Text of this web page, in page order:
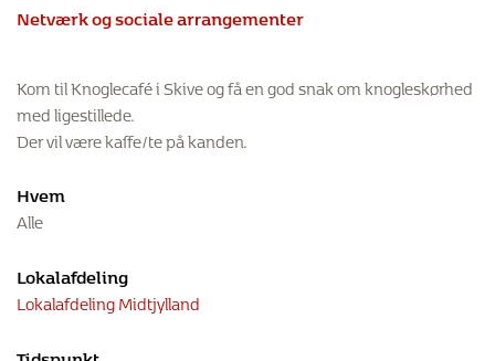
Netværk og sociale arrangementer
Kom til Knoglecafé i Skive og få en god snak om knogleskørhed
med ligestillede.
Der vil være kaffe/te på kanden.
Hvem
Alle
Lokalafdeling
Lokalafdeling Midtjylland